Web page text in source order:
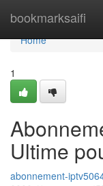
bookmarksaifi
Home
Home
1
Ultime
abonnement-